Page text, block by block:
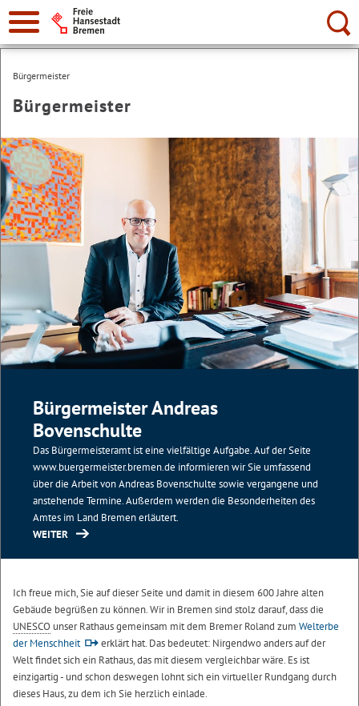
Suche:
Bürgermeister
Bürgermeister
Bürgermeister Andreas
Bovenschulte
Das Bürgermeisteramt ist eine vielfältige Aufgabe. Auf der Seite
www.buergermeister.bremen.de informieren wir Sie umfassend
über die Arbeit von Andreas Bovenschulte sowie vergangene und
anstehende Termine. Außerdem werden die Besonderheiten des
Amtes im Land Bremen erläutert.
WEITER
Ich freue mich, Sie auf dieser Seite und damit in diesem 600 Jahre alten
Gebäude begrüßen zu können. Wir in Bremen sind stolz darauf, dass die
UNESCO unser Rathaus gemeinsam mit dem Bremer Roland zum Welterbe
der Menschheit
erklärt hat. Das bedeutet: Nirgendwo anders auf der
Welt findet sich ein Rathaus, das mit diesem vergleichbar wäre. Es ist
einzigartig - und schon deswegen lohnt sich ein virtueller Rundgang durch
dieses Haus, zu dem ich Sie herzlich einlade.